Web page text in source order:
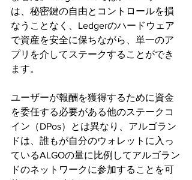
は、秘密鍵の自由とコントロールを損
なうことなく、Ledgerのハードウェア
で資産を安全に保ちながら、単一のア
プリを介してステークすることができ
ます。
ユーザーが報酬を獲得するために資金
を委任する必要がある他のステークコ
イン（DPos）とは異なり、アルゴラン
ドは、誰もが自分のウォレットに入っ
ているALGOの量に比例してアルゴラン
ドのネットワークに参加することを可